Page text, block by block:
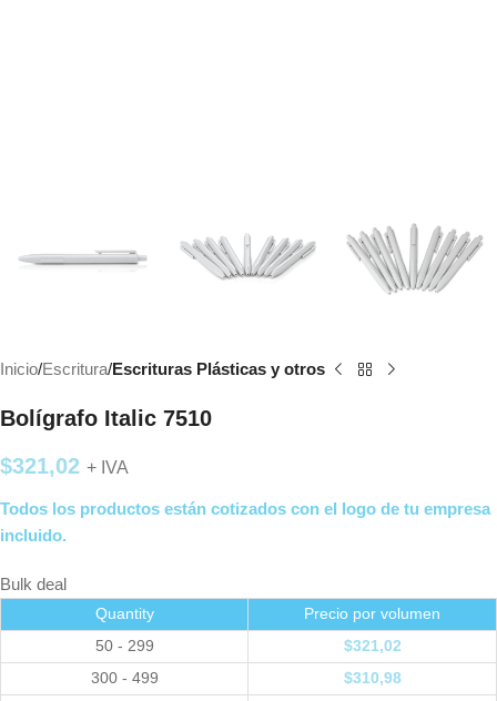
Inicio Escritura Escrituras Plásticas y otros
Bolígrafo Italic 7510
$321,02 + IVA
Todos los productos están cotizados con el logo de tu empresa
incluido.
Bulk deal
Quantity
Precio por volumen
50 - 299
$321,02
300 - 499
$310,98